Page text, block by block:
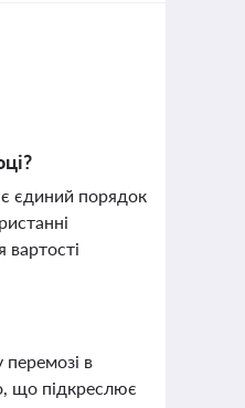
єдиний порядок
вартості
в
що підкреслює